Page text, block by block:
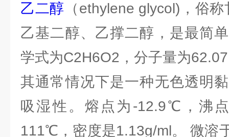
乙二醇 （ethylene glycol)，俗
乙基二醇、乙撑二醇，是最简
学式为C2H6O2，分子量为
其通常情况下是一种无色透明
吸湿性。熔点为-12.9℃，沸
111℃，密度是1.13g/ml。 微溶